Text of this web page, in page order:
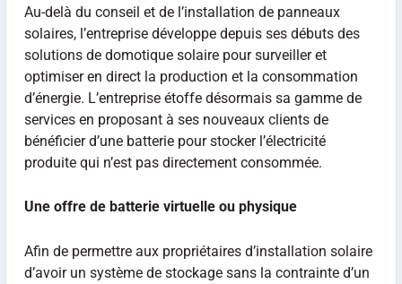
Au-delà du conseil et de l’installation de panneaux
solaires, l’entreprise développe depuis ses débuts des
solutions de domotique solaire pour surveiller et
optimiser en direct la production et la consommation
d’énergie. L’entreprise étoffe désormais sa gamme de
services en proposant à ses nouveaux clients de
bénéficier d’une batterie pour stocker l’électricité
produite qui n’est pas directement consommée.
Une offre de batterie virtuelle ou physique
Afin de permettre aux propriétaires d’installation solaire
d’avoir un système de stockage sans la contrainte d’un